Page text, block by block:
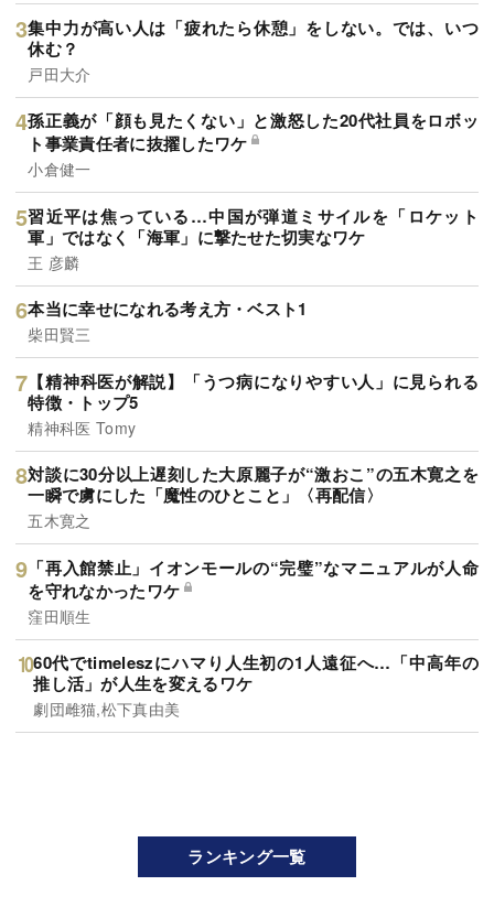
集中力が高い人は「疲れたら休憩」をしない。では、いつ
休む？
戸田大介
孫正義が「顔も見たくない」と激怒した20代社員をロボッ
ト事業責任者に抜擢したワケ
小倉健一
習近平は焦っている…中国が弾道ミサイルを「ロケット
軍」ではなく「海軍」に撃たせた切実なワケ
王 彦麟
本当に幸せになれる考え方・ベスト1
柴田賢三
【精神科医が解説】「うつ病になりやすい人」に見られる
特徴・トップ5
精神科医 Tomy
対談に30分以上遅刻した大原麗子が“激おこ”の五木寛之を
一瞬で虜にした「魔性のひとこと」〈再配信〉
五木寛之
「再入館禁止」イオンモールの“完璧”なマニュアルが人命
を守れなかったワケ
窪田順生
60代でtimeleszにハマり人生初の1人遠征へ…「中高年の
推し活」が人生を変えるワケ
劇団雌猫,松下真由美
ランキング一覧